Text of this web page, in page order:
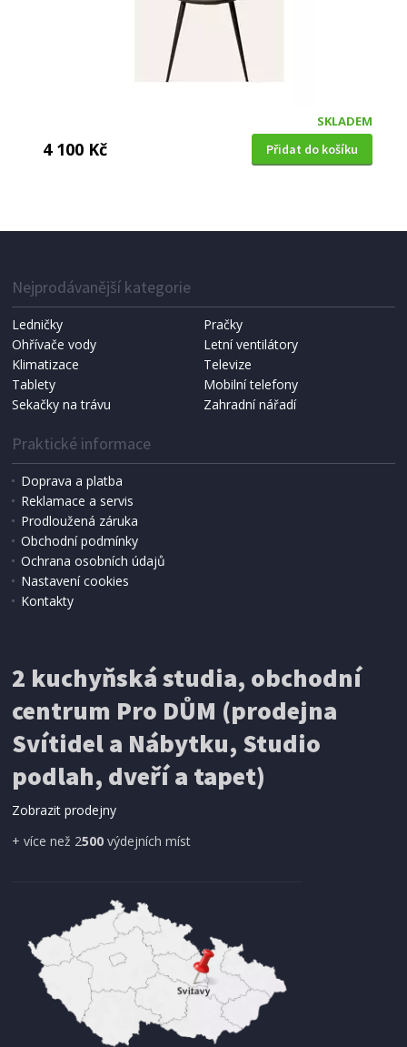
SKLADEM
4 100 Kč Přidat do košíku
DAN-FORM CLOUD imitace kůže zelená
4 100 Kč
DOPRAVA ZDARMA
8 200 Kč Přidat do košíku
MODERNÍ JÍDELNÍ ŽIDLE
Nejprodávanější kategorie
Ledničky
Pračky
Ohřívače vody
Letní ventilátory
Klimatizace
Televize
Tablety
Mobilní telefony
Sekačky na trávu
Zahradní nářadí
Praktické informace
Doprava a platba
Reklamace a servis
Prodloužená záruka
Obchodní podmínky
Ochrana osobních údajů
Nastavení cookies
Kontakty
2 kuchyňská studia, obchodní
centrum Pro DŮM (prodejna
Svítidel a Nábytku, Studio
podlah, dveří a tapet)
Zobrazit prodejny
+ více než 2500 výdejních míst